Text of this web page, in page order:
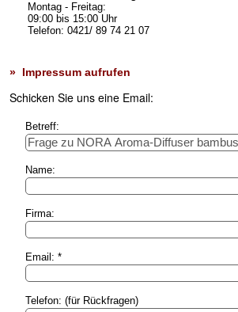
Montag - Freitag:
09:00 bis 15:00 Uhr
Telefon: 0421/ 89 74 21 07
» Impressum aufrufen
Schicken Sie uns eine Email:
Betreff:
Name:
Firma:
Email: *
Telefon: (für Rückfragen)